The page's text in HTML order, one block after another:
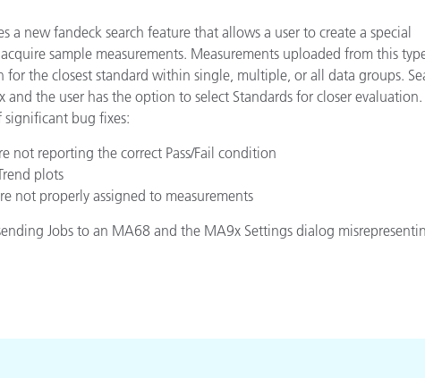
Materiales de
Bienes Duraderos
a new fandeck search feature that allows a user to create a special
sample measurements. Measurements uploaded from this
for the closest standard within single, multiple, or all data groups.
the user has the option to select Standards for closer evaluation.
significant bug fixes:
not reporting the correct Pass/Fail condition
plots
not properly assigned to measurements
Jobs to an MA68 and the MA9x Settings dialog